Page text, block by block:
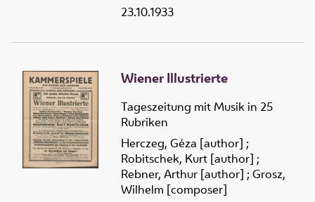
23.10.1933
Wiener Illustrierte
Tageszeitung mit Musik in 25
Rubriken
Herczeg, Géza [author] ;
Robitschek, Kurt [author] ;
Rebner, Arthur [author] ; Grosz,
Wilhelm [composer]